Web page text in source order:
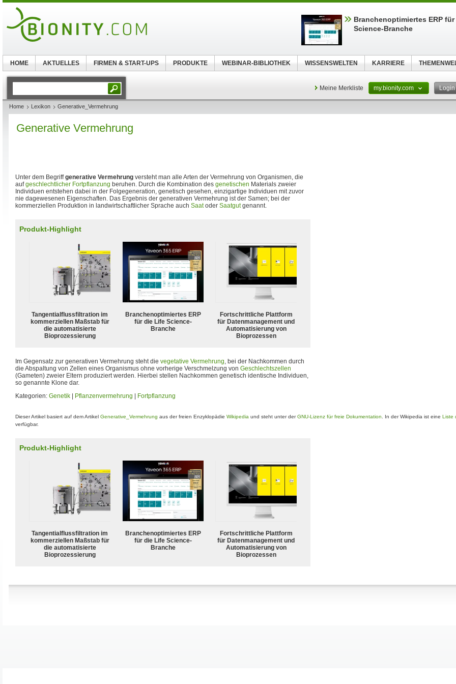
Meine Merkliste my.bionity.com Login
Home Lexikon Generative_Vermehrung
Generative Vermehrung
Unter dem Begriffgenerative Vermehrung versteht man alle Arten der Vermehrung von Organismen, die
aufgeschlechtlicher Fortpflanzung beruhen. Durch die Kombination des genetischen Materials zweier
Individuen entstehen dabei in der Folgegeneration, genetisch gesehen, einzigartige Individuen mit zuvor
nie dagewesenen Eigenschaften. Das Ergebnis der generativen Vermehrung ist der Samen; bei der
kommerziellen Produktion in landwirtschaftlicher Sprache auch Saatoder Saatgutgenannt.
Produkt-Highlight
Tangentialflussfiltration im
kommerziellen Maßstab für
die automatisierte
Bioprozessierung
Branchenoptimiertes ERP
für die Life Science-
Branche
Fortschrittliche Plattform
für Datenmanagement und
Automatisierung von
Bioprozessen
Im Gegensatz zur generativen Vermehrung steht die vegetative Vermehrung, bei der Nachkommen durch
die Abspaltung von Zellen eines Organismus ohne vorherige Verschmelzung von Geschlechtszellen
(Gameten) zweier Eltern produziert werden. Hierbei stellen Nachkommen genetisch identische Individuen,
so genannte Klone dar.
Kategorien: Genetik Pflanzenvermehrung Fortpflanzung
Dieser Artikel basiert auf dem Artikel Generative_Vermehrung aus der freien Enzyklopädie Wikipedia und steht unter derGNU-Lizenz für freie Dokumentation . In der Wikipedia ist eine Liste
verfügbar.
Produkt-Highlight
Tangentialflussfiltration im
kommerziellen Maßstab für
die automatisierte
Bioprozessierung
Branchenoptimiertes ERP
für die Life Science-
Branche
Fortschrittliche Plattform
für Datenmanagement und
Automatisierung von
Bioprozessen
Branchenoptimiertes ERP
Science-Branche
HOME AKTUELLES FIRMEN & START-UPS PRODUKTE WEBINAR-BIBLIOTHEK WISSENSWELTEN KARRIERE